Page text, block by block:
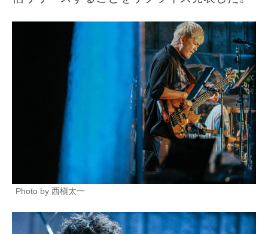
Photo by 西槇太一